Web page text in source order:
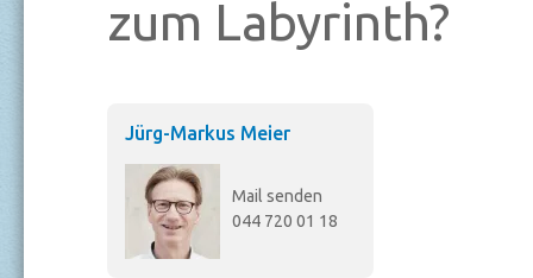
zum Labyrinth?
Jürg-Markus Meier
Mail senden
044 720 01 18